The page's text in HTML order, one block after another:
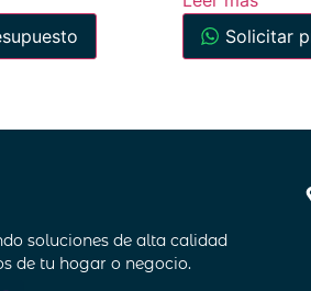
Solicitar
soluciones de alta calidad
de tu hogar o negocio.